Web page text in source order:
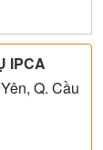
IPCA
Q. Cầu